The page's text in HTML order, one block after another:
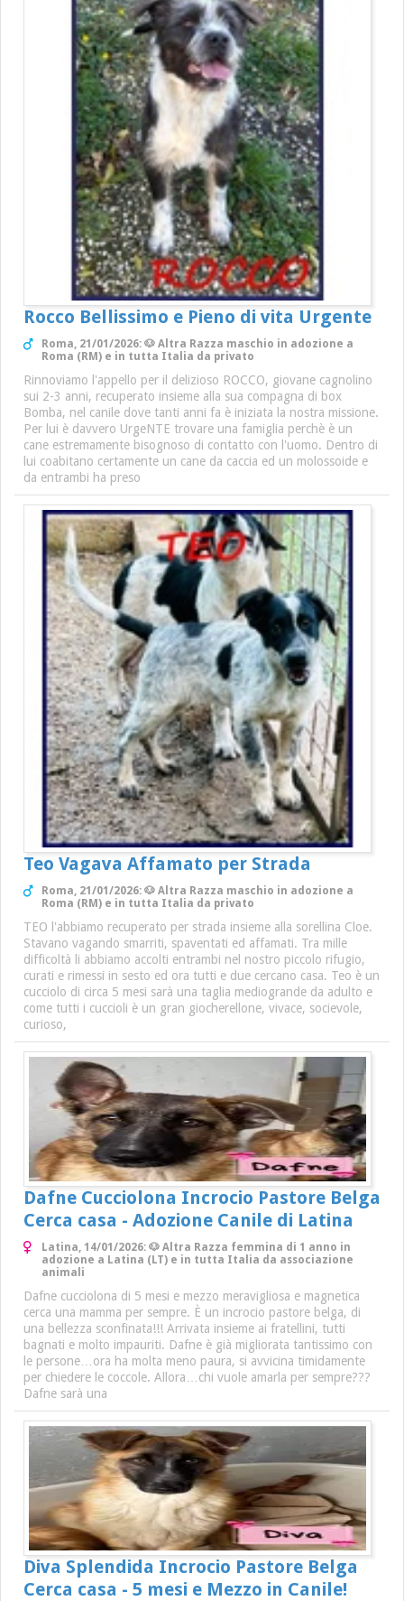
Rocco Bellissimo e Pieno di vita Urgente
Roma, 21/01/2026: 🐶 Altra Razza maschio in adozione a
Roma (RM) e in tutta Italia da privato
Rinnoviamo l'appello per il delizioso ROCCO, giovane cagnolino
sui 2-3 anni, recuperato insieme alla sua compagna di box
Bomba, nel canile dove tanti anni fa è iniziata la nostra missione.
Per lui è davvero UrgeNTE trovare una famiglia perchè è un
cane estremamente bisognoso di contatto con l'uomo. Dentro di
lui coabitano certamente un cane da caccia ed un molossoide e
da entrambi ha preso
Teo Vagava Affamato per Strada
Roma, 21/01/2026: 🐶 Altra Razza maschio in adozione a
Roma (RM) e in tutta Italia da privato
TEO l'abbiamo recuperato per strada insieme alla sorellina Cloe.
Stavano vagando smarriti, spaventati ed affamati. Tra mille
difficoltà li abbiamo accolti entrambi nel nostro piccolo rifugio,
curati e rimessi in sesto ed ora tutti e due cercano casa. Teo è un
cucciolo di circa 5 mesi sarà una taglia mediogrande da adulto e
come tutti i cuccioli è un gran giocherellone, vivace, socievole,
curioso,
Dafne Cucciolona Incrocio Pastore Belga
Cerca casa - Adozione Canile di Latina
Latina, 14/01/2026: 🐶 Altra Razza femmina di 1 anno in
adozione a Latina (LT) e in tutta Italia da associazione
animali
Dafne cucciolona di 5 mesi e mezzo meravigliosa e magnetica
cerca una mamma per sempre. È un incrocio pastore belga, di
una bellezza sconfinata!!! Arrivata insieme ai fratellini, tutti
bagnati e molto impauriti. Dafne è già migliorata tantissimo con
le persone…ora ha molta meno paura, si avvicina timidamente
per chiedere le coccole. Allora…chi vuole amarla per sempre???
Dafne sarà una
Diva Splendida Incrocio Pastore Belga
Cerca casa - 5 mesi e Mezzo in Canile!